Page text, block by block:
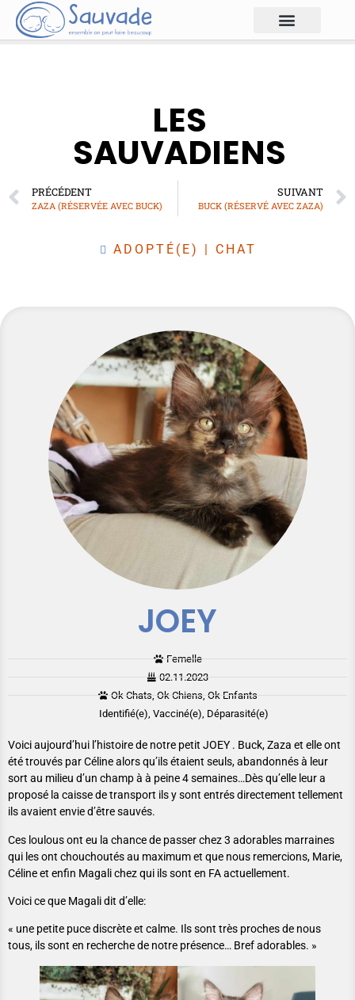
LES
SAUVADIENS
PRÉCÉDENT
ZAZA (RÉSERVÉE AVEC BUCK)
SUIVANT
BUCK (RÉSERVÉ AVEC ZAZA)
ADOPTÉ(E) | CHAT
JOEY
Femelle
02.11.2023
Ok Chats, Ok Chiens, Ok Enfants
Identifié(e), Vacciné(e), Déparasité(e)
Voici aujourd’hui l’histoire de notre petit JOEY . Buck, Zaza et elle ont
été trouvés par Céline alors qu’ils étaient seuls, abandonnés à leur
sort au milieu d’un champ à à peine 4 semaines…Dès qu’elle leur a
proposé la caisse de transport ils y sont entrés directement tellement
ils avaient envie d’être sauvés.
Ces loulous ont eu la chance de passer chez 3 adorables marraines
qui les ont chouchoutés au maximum et que nous remercions, Marie,
Céline et enfin Magali chez qui ils sont en FA actuellement.
Voici ce que Magali dit d’elle:
« une petite puce discrète et calme. Ils sont très proches de nous
tous, ils sont en recherche de notre présence… Bref adorables. »